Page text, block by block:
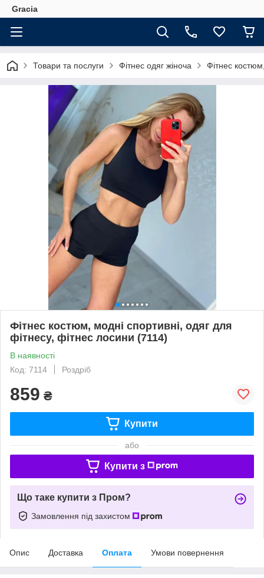
Gracia
Товари та послуги Фітнес одяг жіноча Фітнес
Фітнес костюм, модні спортивні, одяг для
фітнесу, фітнес лосини (7114)
В наявності
Код: 7114
Роздріб
859 ₴
Купити
або
Купити з
Що таке купити з Пром?
Замовлення під захистом
Опис Доставка Оплата Умови повернення